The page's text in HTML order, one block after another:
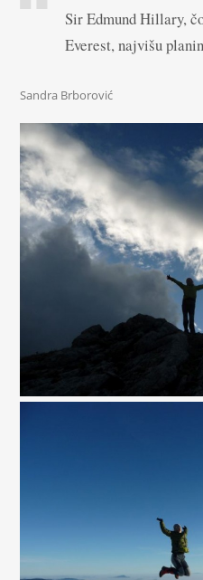
Sir Edmund Hillary,
Everest, najvišu
Sandra Brborović